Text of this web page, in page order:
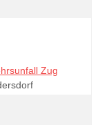
Zug